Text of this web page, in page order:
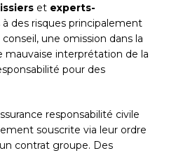
et experts-
des risques principalement
une omission dans la
mauvaise interprétation de la
pour des
responsabilité civile
souscrite via leur ordre
contrat groupe. Des